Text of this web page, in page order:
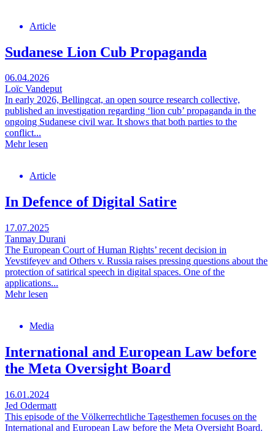
Article
Sudanese Lion Cub Propaganda
06.04.2026
Loïc Vandeput
In early 2026, Bellingcat, an open source research collective,
published an investigation regarding ‘lion cub’ propaganda in the
ongoing Sudanese civil war. It shows that both parties to the
conflict...
Mehr lesen
Article
In Defence of Digital Satire
17.07.2025
Tanmay Durani
The European Court of Human Rights’ recent decision in
Yevstifeyev and Others v. Russia raises pressing questions about the
protection of satirical speech in digital spaces. One of the
applications...
Mehr lesen
Media
International and European Law before
the Meta Oversight Board
16.01.2024
Jed Odermatt
This episode of the Völkerrechtliche Tagesthemen focuses on the
International and European Law before the Meta Oversight Board.